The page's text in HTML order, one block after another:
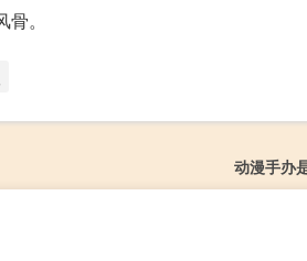
。
动漫手办